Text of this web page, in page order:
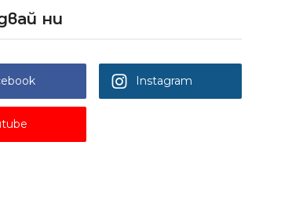
ни
Instagram